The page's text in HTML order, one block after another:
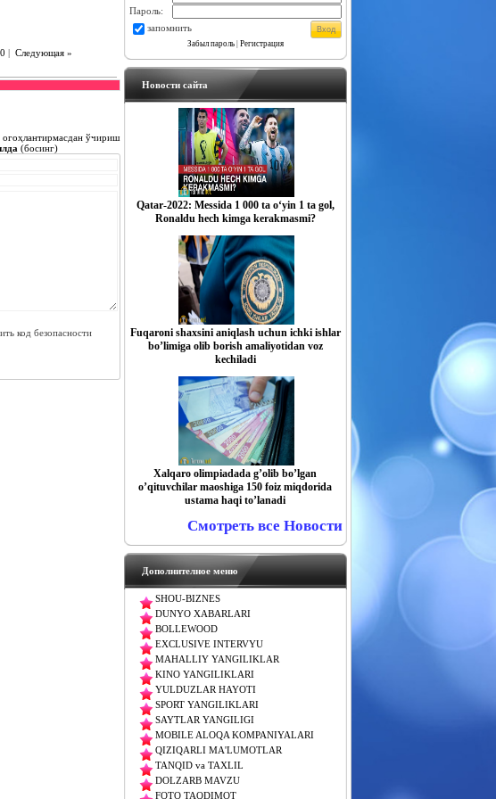
Следующая »
огоҳлантирмасдан ўчириш
(босинг)
Пароль:
запомнить
Забыл пароль| Регистрация
Новости сайта
Qatar-2022: Messida 1 000 ta o‘yin 1 ta gol,
Ronaldu hech kimga kerakmasmi?
Fuqaroni shaxsini aniqlash uchun ichki ishlar
boʼlimiga olib borish amaliyotidan voz
kechiladi
Xalqaro olimpiadada gʼolib boʼlgan
oʼqituvchilar maoshiga 150 foiz miqdorida
ustama haqi toʼlanadi
Смотреть все Новости
Дополнителное меню
SHOU-BIZNES
DUNYO XABARLARI
BOLLEWOOD
EXCLUSIVE INTERVYU
MAHALLIY YANGILIKLAR
KINO YANGILIKLARI
YULDUZLAR HAYOTI
SPORT YANGILIKLARI
SAYTLAR YANGILIGI
MOBILE ALOQA KOMPANIYALARI
QIZIQARLI MA'LUMOTLAR
TANQID va TAXLIL
DOLZARB MAVZU
FOTO TAQDIMOT